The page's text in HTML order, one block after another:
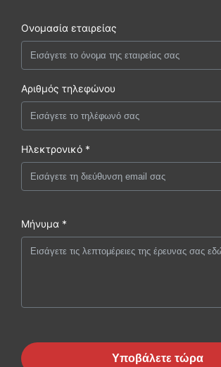
Ονομασία εταιρείας
Αριθμός τηλεφώνου
Ηλεκτρονικό *
Μήνυμα *
Υποβάλετε τώρα